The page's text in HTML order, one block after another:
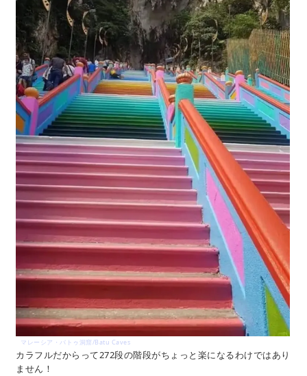
マレーシア・バトゥ洞窟/Batu Caves
カラフルだからって272段の階段がちょっと楽になるわけではあり
ません！